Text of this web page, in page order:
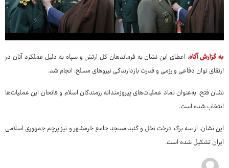
به گزارش آگاه: اعطای این نشان به فرماندهان کل ارتش و سپاه به دلیل عملکرد آنان در
ارتقای توان دفاعی و رزمی و قدرت بازدارندگی نیروهای مسلح، انجام شد.
نشان فتح، به‌عنوان نماد عملیات‌های پیروزمندانه رزمندگان اسلام و فاتحان این عملیات‌ها
انتخاب شده است.
این نشان، از سه برگ درخت نخل و گنبد مسجد جامع خرمشهر و نیز پرچم جمهوری اسلامی
ایران تشکیل شده است.